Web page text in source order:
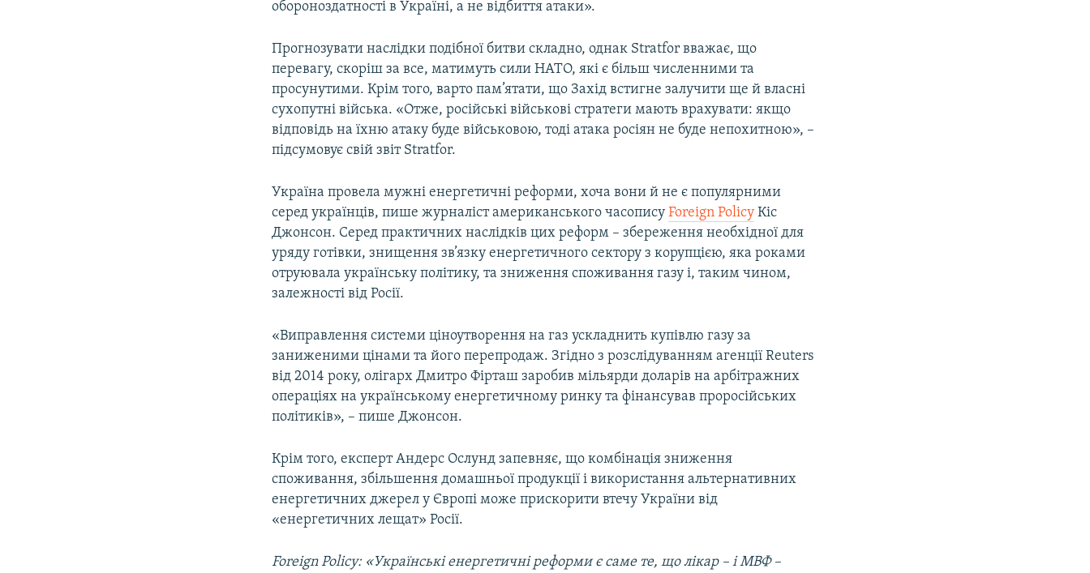
обороноздатності в Україні, а не відбиття атаки».
Прогнозувати наслідки подібної битви складно, однак Stratfor вважає, що
перевагу, скоріш за все, матимуть сили НАТО, які є більш численними та
просунутими. Крім того, варто пам’ятати, що Захід встигне залучити ще й власні
сухопутні війська. «Отже, російські військові стратеги мають врахувати: якщо
відповідь на їхню атаку буде військовою, тоді атака росіян не буде непохитною», –
підсумовує свій звіт Stratfor.
Україна провела мужні енергетичні реформи, хоча вони й не є популярними
серед українців, пише журналіст американського часописуForeign Policy Кіс
Джонсон. Серед практичних наслідків цих реформ – збереження необхідної для
уряду готівки, знищення зв’язку енергетичного сектору з корупцією, яка роками
отруювала українську політику, та зниження споживання газу і, таким чином,
залежності від Росії.
«Виправлення системи ціноутворення на газ ускладнить купівлю газу за
заниженими цінами та його перепродаж. Згідно з розслідуванням агенції Reuters
від 2014 року, олігарх Дмитро Фірташ заробив мільярди доларів на арбітражних
операціях на українському енергетичному ринку та фінансував проросійських
політиків», – пише Джонсон.
Крім того, експерт Андерс Ослунд запевняє, що комбінація зниження
споживання, збільшення домашньої продукції і використання альтернативних
енергетичних джерел у Європі може прискорити втечу України від
«енергетичних лещат» Росії.
Foreign Policy: «Українські енергетичні реформи є саме те, що лікар – і МВФ –